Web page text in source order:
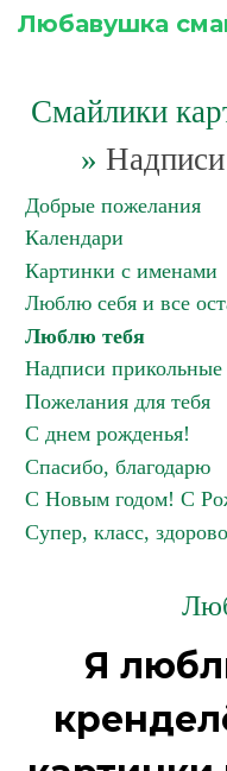
Любавушка
Смайлики
»
Добрые пожелания
Календари
Картинки с именами
Люблю себя и все
Люблю тебя
Надписи прикольные
Пожелания для тебя
С днем рожденья!
Спасибо, благодарю
С Новым годом! С
Супер, класс,
Я